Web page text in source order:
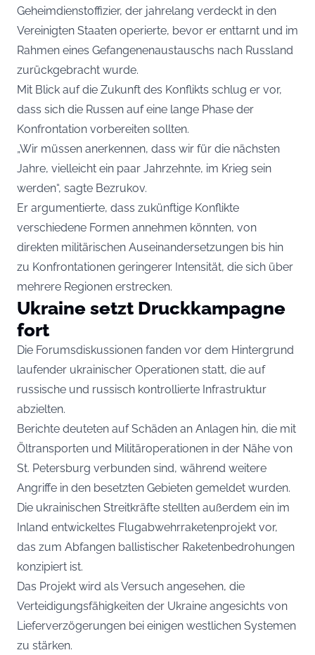
Geheimdienstoffizier, der jahrelang verdeckt in den
Vereinigten Staaten operierte, bevor er enttarnt und im
Rahmen eines Gefangenenaustauschs nach Russland
zurückgebracht wurde.
Mit Blick auf die Zukunft des Konflikts schlug er vor,
dass sich die Russen auf eine lange Phase der
Konfrontation vorbereiten sollten.
„Wir müssen anerkennen, dass wir für die nächsten
Jahre, vielleicht ein paar Jahrzehnte, im Krieg sein
werden“, sagte Bezrukov.
Er argumentierte, dass zukünftige Konflikte
verschiedene Formen annehmen könnten, von
direkten militärischen Auseinandersetzungen bis hin
zu Konfrontationen geringerer Intensität, die sich über
mehrere Regionen erstrecken.
Ukraine setzt Druckkampagne
fort
Die Forumsdiskussionen fanden vor dem Hintergrund
laufender ukrainischer Operationen statt, die auf
russische und russisch kontrollierte Infrastruktur
abzielten.
Berichte deuteten auf Schäden an Anlagen hin, die mit
Öltransporten und Militäroperationen in der Nähe von
St. Petersburg verbunden sind, während weitere
Angriffe in den besetzten Gebieten gemeldet wurden.
Die ukrainischen Streitkräfte stellten außerdem ein im
Inland entwickeltes Flugabwehrraketenprojekt vor,
das zum Abfangen ballistischer Raketenbedrohungen
konzipiert ist.
Das Projekt wird als Versuch angesehen, die
Verteidigungsfähigkeiten der Ukraine angesichts von
Lieferverzögerungen bei einigen westlichen Systemen
zu stärken.